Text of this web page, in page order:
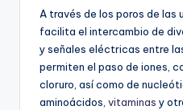
A través de los poros de las
facilita el intercambio de
y señales eléctricas entre
permiten el paso de iones,
cloruro, así como de
aminoácidos, vitaminas y